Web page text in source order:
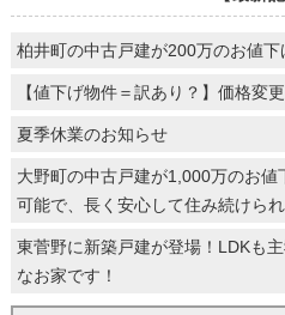
柏井町の中古戸建が200万のお値下
【値下げ物件＝訳あり？】価格変
夏季休業のお知らせ
大野町の中古戸建が1,000万のお
可能で、長く安心して住み続けられ
東菅野に新築戸建が登場！LDKも
なお家です！